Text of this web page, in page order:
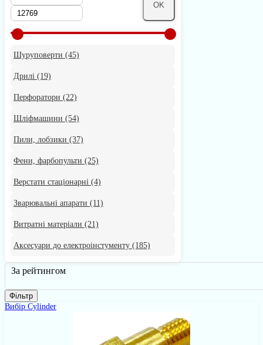
OK
Шуруповерти (45)
Дрилі (19)
Перфоратори (22)
Шліфмашини (54)
Пили, лобзики (37)
Фени, фарбопульти (25)
Верстати стаціонарні (4)
Зварювальні апарати (11)
Витратні матеріали (21)
Аксесуари до електроінстументу (185)
За рейтингом
Фільтр
Вибір Cylinder